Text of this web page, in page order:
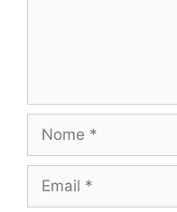
Nome
Email